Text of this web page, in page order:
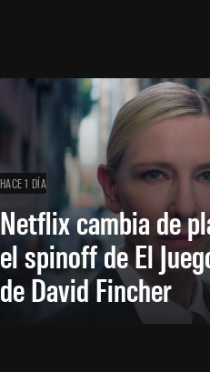
HACE 1 DÍA
Netflix cambia de
el spinoff de El
de David Fincher